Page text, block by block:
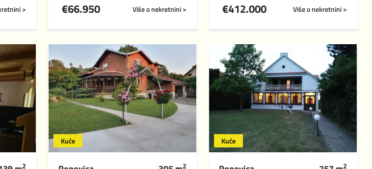
> Više o nekretnini >
€66.950 Više o nekretnini >
€412.000
2
Kuće
2
Kuće
2